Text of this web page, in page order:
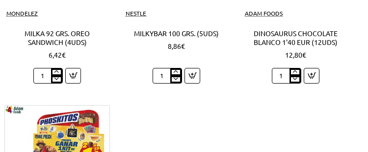
MONDELEZ
MILKA 92 GRS. OREO
SANDWICH (4UDS)
6,42€
Milka
92
(4Uds)
NESTLE
MILKYBAR 100 GRS. (5UDS)
8,86€
Milkybar
100
ADAM FOODS
DINOSAURUS CHOCOLATE
BLANCO 1'40 EUR (12UDS)
12,80€
Dinosaurus
Chocolate